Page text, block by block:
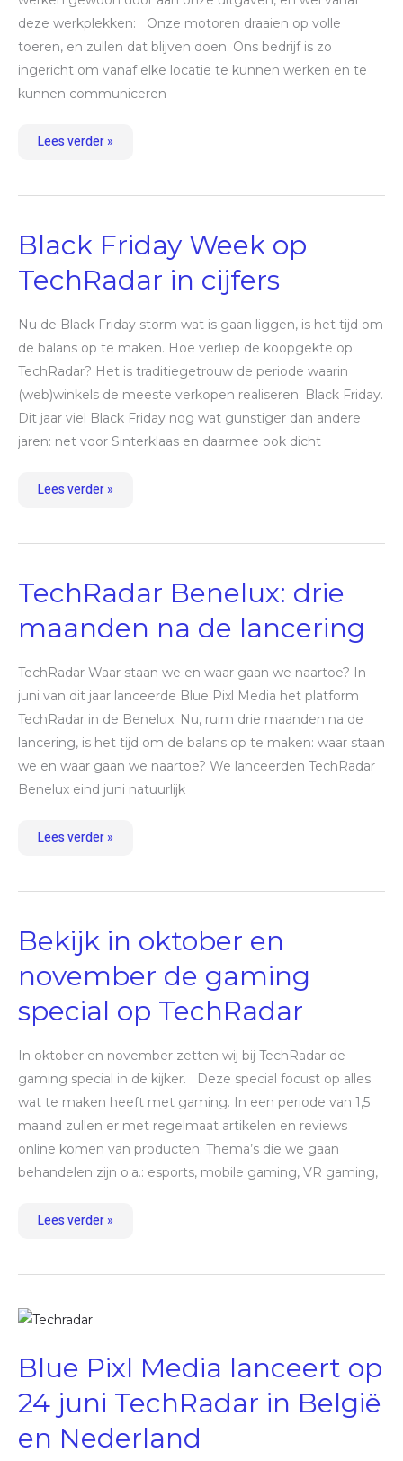
deze werkplekken: Onze motoren draaien op volle
toeren, en zullen dat blijven doen. Ons bedrijf is zo
ingericht om vanaf elke locatie te kunnen werken en te
kunnen communiceren
Lees verder »
Black Friday Week op
TechRadar in cijfers
Nu de Black Friday storm wat is gaan liggen, is het tijd om
de balans op te maken. Hoe verliep de koopgekte op
TechRadar? Het is traditiegetrouw de periode waarin
(web)winkels de meeste verkopen realiseren: Black Friday.
Dit jaar viel Black Friday nog wat gunstiger dan andere
jaren: net voor Sinterklaas en daarmee ook dicht
Black
Friday
Week
op
TechRadar
in
Lees verder »
TechRadar Benelux: drie
maanden na de lancering
TechRadar Waar staan we en waar gaan we naartoe? In
juni van dit jaar lanceerde Blue Pixl Media het platform
TechRadar in de Benelux. Nu, ruim drie maanden na de
lancering, is het tijd om de balans op te maken: waar staan
we en waar gaan we naartoe? We lanceerden TechRadar
Benelux eind juni natuurlijk
TechRadar
Benelux:
drie
maanden
na
de
Lees verder »
Bekijk in oktober en
november de gaming
special op TechRadar
In oktober en november zetten wij bij TechRadar de
gaming special in de kijker. Deze special focust op alles
wat te maken heeft met gaming. In een periode van 1,5
maand zullen er met regelmaat artikelen en reviews
online komen van producten. Thema’s die we gaan
behandelen zijn o.a.: esports, mobile gaming, VR gaming,
Bekijk
in
oktober
en
november
de
gaming
special
Lees verder »
Blue Pixl Media lanceert op
24 juni TechRadar in België
en Nederland
Blue
Pixl
op
24
TechRadar
in
België
en
Nederland